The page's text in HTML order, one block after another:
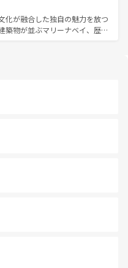
、どの季節にも異なる楽しみ
いタイの人々、仏教を中心とし
資源が、訪れる旅人を魅了し続
はず。観光スポットが密集し
を回れるのも魅力。息をのむよ
まで、香港を存分に楽しみ尽く
化が融合した独自の魅力を放つ
築物が並ぶマリーナベイ、歴史
を楽しめる外せないスポット